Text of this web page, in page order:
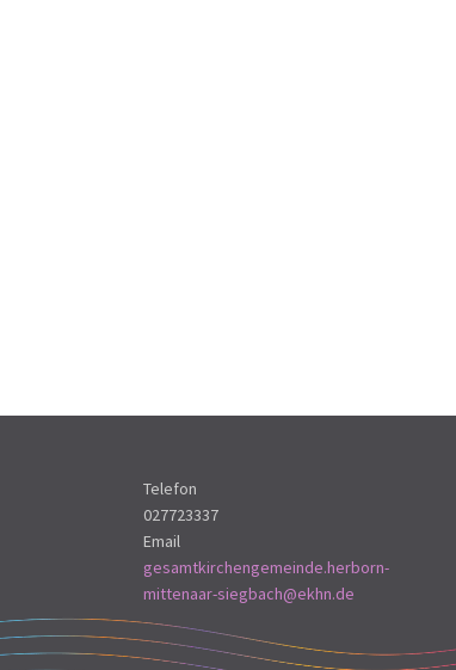
Telefon
027723337
Email
gesamtkirchengemeinde.herborn-
mittenaar-siegbach@ekhn.de